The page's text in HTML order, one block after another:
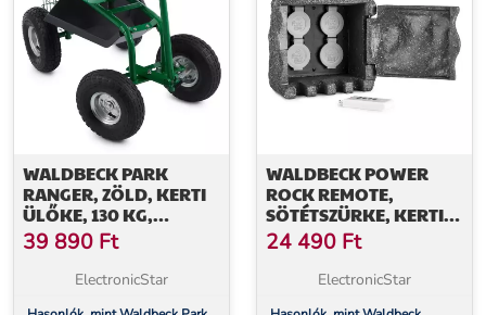
WALDBECK PARK
RANGER, ZÖLD, KERTI
ÜLŐKE, 130 KG,
MOZGÓ, TÁROLÓHELY,
ACÉL
39 890 Ft
ElectronicStar
WALDBECK POWER
ROCK REMOTE,
SÖTÉTSZÜRKE, KERTI
CSATLAKOZÓ ALJZAT,
4-ES ELOSZTÓ, 1,5 M,
TÁVIRÁNYÍTÓ, SZIKLA
24 490 Ft
ElectronicStar